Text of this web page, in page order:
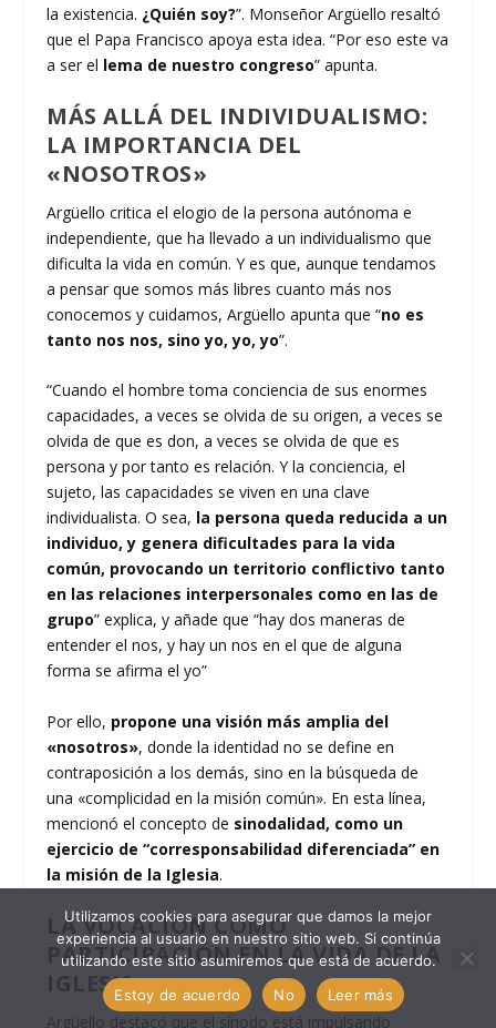
la existencia. ¿Quién soy?”. Monseñor Argüello resaltó
que el Papa Francisco apoya esta idea. “Por eso este va
a ser el lema de nuestro congreso” apunta.
MÁS ALLÁ DEL INDIVIDUALISMO:
LA IMPORTANCIA DEL
«NOSOTROS»
Argüello critica el elogio de la persona autónoma e
independiente, que ha llevado a un individualismo que
dificulta la vida en común. Y es que, aunque tendamos
a pensar que somos más libres cuanto más nos
conocemos y cuidamos, Argüello apunta que “no es
tanto nos nos, sino yo, yo, yo”.
“Cuando el hombre toma conciencia de sus enormes
capacidades, a veces se olvida de su origen, a veces se
olvida de que es don, a veces se olvida de que es
persona y por tanto es relación. Y la conciencia, el
sujeto, las capacidades se viven en una clave
individualista. O sea, la persona queda reducida a un
individuo, y genera dificultades para la vida
común, provocando un territorio conflictivo tanto
en las relaciones interpersonales como en las de
grupo” explica, y añade que “hay dos maneras de
entender el nos, y hay un nos en el que de alguna
forma se afirma el yo”
Por ello, propone una visión más amplia del
«nosotros», donde la identidad no se define en
contraposición a los demás, sino en la búsqueda de
una «complicidad en la misión común». En esta línea,
mencionó el concepto de sinodalidad, como un
ejercicio de “corresponsabilidad diferenciada” en
la misión de la Iglesia.
LA VOCACIÓN COMO
PARTICIPACIÓN EN LA VIDA DE LA
IGLESIA
Argüello destacó que el sínodo está impulsando
Utilizamos cookies para asegurar que damos la mejor
experiencia al usuario en nuestro sitio web. Si continúa
utilizando este sitio asumiremos que está de acuerdo.
Estoy de acuerdo
No Leer más